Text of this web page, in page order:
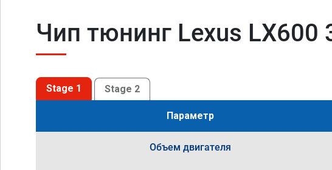
Чип тюнинг Lexus LX600
Stage 1 Stage 2
Параметр
Объем двигателя